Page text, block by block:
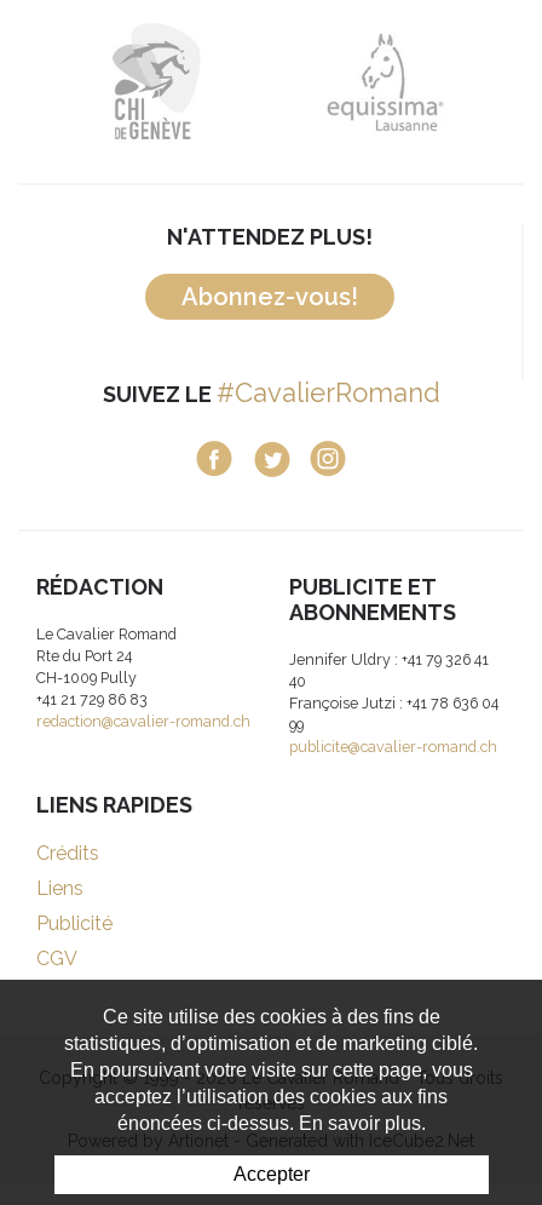
N'ATTENDEZ PLUS!
Abonnez-vous!
SUIVEZ LE #CavalierRomand
RÉDACTION
Le Cavalier Romand
Rte du Port 24
CH-1009 Pully
+41 21 729 86 83
redaction@cavalier-romand.ch
PUBLICITE ET
ABONNEMENTS
Jennifer Uldry : +41 79 326 41
40
Françoise Jutzi : +41 78 636 04
99
publicite@cavalier-romand.ch
LIENS RAPIDES
Crédits
Liens
Publicité
CGV
Copyright © 1999 - 2026 Le Cavalier Romand - Tous droits
réservés
Powered by Artionet - Generated with IceCube2.Net
Ce site utilise des cookies à des fins de
statistiques, d’optimisation et de marketing ciblé.
En poursuivant votre visite sur cette page, vous
acceptez l’utilisation des cookies aux fins
énoncées ci-dessus. En savoir plus.
Accepter